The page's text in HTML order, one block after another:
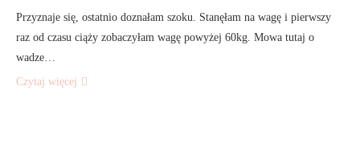
Przyznaje się, ostatnio doznałam szoku. Stanęłam na wagę i pierwszy
raz od czasu ciąży zobaczyłam wagę powyżej 60kg. Mowa tutaj o
wadze…
Czytaj więcej